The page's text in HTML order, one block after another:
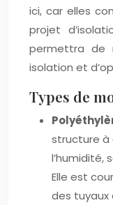
ici, car elles
projet
permettra de
isolation et
Types de
structure à
l’humidité,
Elle est
des tuyaux